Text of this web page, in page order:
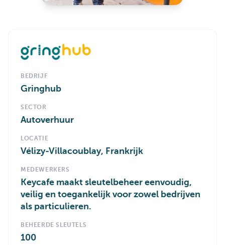
BEDRIJF
Gringhub
SECTOR
Autoverhuur
LOCATIE
Vélizy-Villacoublay, Frankrijk
MEDEWERKERS
Keycafe maakt sleutelbeheer eenvoudig,
veilig en toegankelijk voor zowel bedrijven
als particulieren.
BEHEERDE SLEUTELS
100